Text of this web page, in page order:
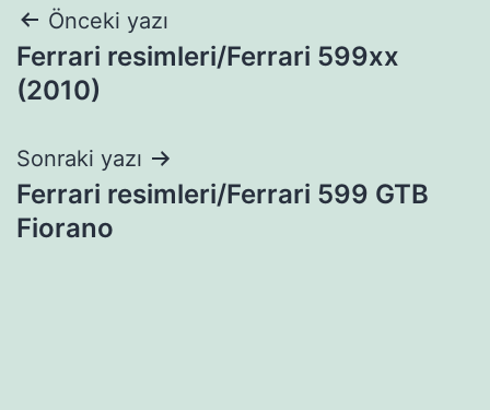
Yazı
gezinmesi
Önceki yazı
Ferrari resimleri/Ferrari 599xx
(2010)
Sonraki yazı
Ferrari resimleri/Ferrari 599 GTB
Fiorano